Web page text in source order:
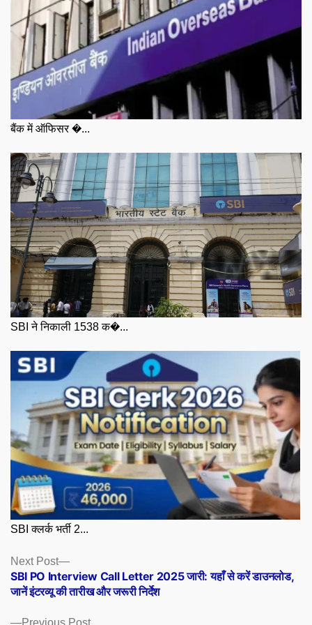
बैंक में ऑफिसर �...
SBI ने निकाली 1538 क�...
SBI क्लर्क भर्ती 2...
Posts
navigation
Previous
Next Post
Next
post:
SBI PO Interview Call Letter 2025 जारी: यहाँ से करें डाउनलोड,
जानें इंटरव्यू की तारीख और जरूरी निर्देश